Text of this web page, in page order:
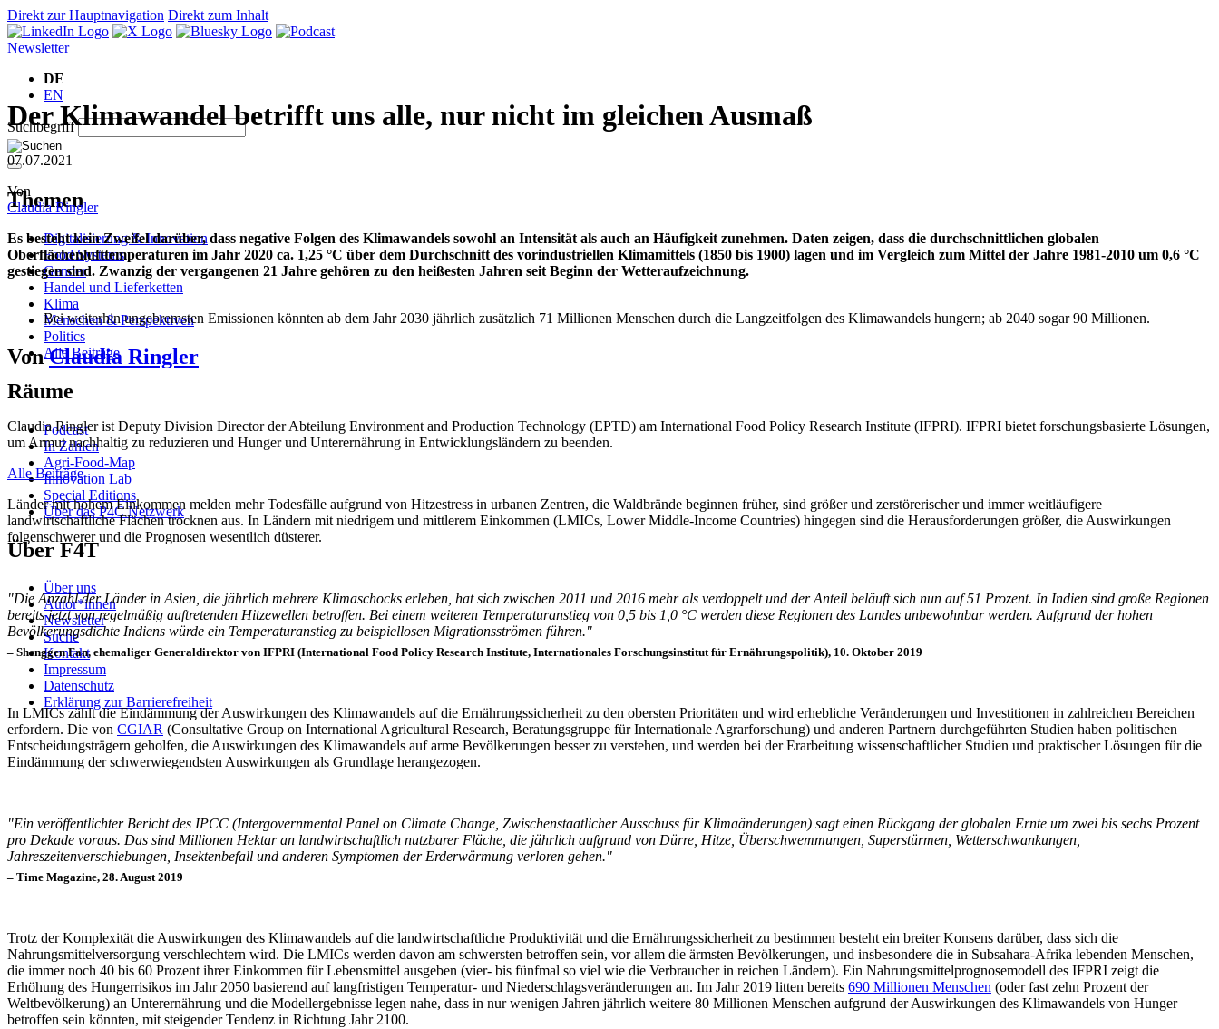
Direkt zur Hauptnavigation Direkt zum Inhalt
Newsletter
DE
EN
Suchbegriff
Themen
Digitalisierung & Innovation
Food Systems
Gender
Handel und Lieferketten
Klima
Menschen & Perspektiven
Politics
Alle Beiträge
Räume
Podcast
In Zahlen
Agri-Food-Map
Innovation Lab
Special Editions
Über das P4C Netzwerk
Über F4T
Über uns
Autor*innen
Newsletter
Suche
Kontakt
Impressum
Datenschutz
Erklärung zur Barrierefreiheit
Der Klimawandel betrifft uns alle, nur nicht im gleichen Ausmaß
07.07.2021
Von
Claudia Ringler
Es besteht kein Zweifel darüber, dass negative Folgen des Klimawandels sowohl an Intensität als auch an Häufigkeit zunehmen. Daten zeigen, dass die durchschnittlichen globalen
Oberflächenlufttemperaturen im Jahr 2020 ca. 1,25 °C über dem Durchschnitt des vorindustriellen Klimamittels (1850 bis 1900) lagen und im Vergleich zum Mittel der Jahre 1981-2010 um 0,6 °C
gestiegen sind. Zwanzig der vergangenen 21 Jahre gehören zu den heißesten Jahren seit Beginn der Wetteraufzeichnung.
Bei weiterhin ungebremsten Emissionen könnten ab dem Jahr 2030 jährlich zusätzlich 71 Millionen Menschen durch die Langzeitfolgen des Klimawandels hungern; ab 2040 sogar 90 Millionen.
VonClaudia Ringler
Claudia Ringler ist Deputy Division Director der Abteilung Environment and Production Technology (EPTD) am International Food Policy Research Institute (IFPRI). IFPRI bietet forschungsbasierte Lösungen,
um Armut nachhaltig zu reduzieren und Hunger und Unterernährung in Entwicklungsländern zu beenden.
Alle Beiträge
Länder mit hohem Einkommen melden mehr Todesfälle aufgrund von Hitzestress in urbanen Zentren, die Waldbrände beginnen früher, sind größer und zerstörerischer und immer weitläufigere
landwirtschaftliche Flächen trocknen aus. In Ländern mit niedrigem und mittlerem Einkommen (LMICs, Lower Middle-Income Countries) hingegen sind die Herausforderungen größer, die Auswirkungen
folgenschwerer und die Prognosen wesentlich düsterer.
"Die Anzahl der Länder in Asien, die jährlich mehrere Klimaschocks erleben, hat sich zwischen 2011 und 2016 mehr als verdoppelt und der Anteil beläuft sich nun auf 51 Prozent. In Indien sind große Regionen
bereits jetzt von regelmäßig auftretenden Hitzewellen betroffen. Bei einem weiteren Temperaturanstieg von 0,5 bis 1,0 °C werden diese Regionen des Landes unbewohnbar werden. Aufgrund der hohen
Bevölkerungsdichte Indiens würde ein Temperaturanstieg zu beispiellosen Migrationsströmen führen."
– Shenggen Fan, ehemaliger Generaldirektor von IFPRI (International Food Policy Research Institute, Internationales Forschungsinstitut für Ernährungspolitik), 10. Oktober 2019
In LMICs zählt die Eindämmung der Auswirkungen des Klimawandels auf die Ernährungssicherheit zu den obersten Prioritäten und wird erhebliche Veränderungen und Investitionen in zahlreichen Bereichen
erfordern. Die von CGIAR (Consultative Group on International Agricultural Research, Beratungsgruppe für Internationale Agrarforschung) und anderen Partnern durchgeführten Studien haben politischen
Entscheidungsträgern geholfen, die Auswirkungen des Klimawandels auf arme Bevölkerungen besser zu verstehen, und werden bei der Erarbeitung wissenschaftlicher Studien und praktischer Lösungen für die
Eindämmung der schwerwiegendsten Auswirkungen als Grundlage herangezogen.
"Ein veröffentlichter Bericht des IPCC (Intergovernmental Panel on Climate Change, Zwischenstaatlicher Ausschuss für Klimaänderungen) sagt einen Rückgang der globalen Ernte um zwei bis sechs Prozent
pro Dekade voraus. Das sind Millionen Hektar an landwirtschaftlich nutzbarer Fläche, die jährlich aufgrund von Dürre, Hitze, Überschwemmungen, Superstürmen, Wetterschwankungen,
Jahreszeitenverschiebungen, Insektenbefall und anderen Symptomen der Erderwärmung verloren gehen."
– Time Magazine, 28. August 2019
Trotz der Komplexität die Auswirkungen des Klimawandels auf die landwirtschaftliche Produktivität und die Ernährungssicherheit zu bestimmen besteht ein breiter Konsens darüber, dass sich die
Nahrungsmittelversorgung verschlechtern wird. Die LMICs werden davon am schwersten betroffen sein, vor allem die ärmsten Bevölkerungen, und insbesondere die in Subsahara-Afrika lebenden Menschen,
die immer noch 40 bis 60 Prozent ihrer Einkommen für Lebensmittel ausgeben (vier- bis fünfmal so viel wie die Verbraucher in reichen Ländern). Ein Nahrungsmittelprognosemodell des IFPRI zeigt die
Erhöhung des Hungerrisikos im Jahr 2050 basierend auf langfristigen Temperatur- und Niederschlagsveränderungen an. Im Jahr 2019 litten bereits 690 Millionen Menschen (oder fast zehn Prozent der
Weltbevölkerung) an Unterernährung und die Modellergebnisse legen nahe, dass in nur wenigen Jahren jährlich weitere 80 Millionen Menschen aufgrund der Auswirkungen des Klimawandels von Hunger
betroffen sein könnten, mit steigender Tendenz in Richtung Jahr 2100.